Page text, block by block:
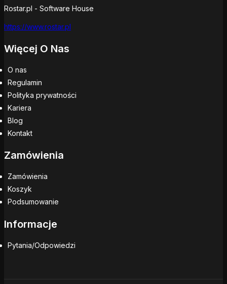
Rostar.pl - Software House
https://www.rostar.pl
Więcej O Nas
O nas
Regulamin
Polityka prywatności
Kariera
Blog
Kontakt
Zamówienia
Zamówienia
Koszyk
Podsumowanie
Informacje
Pytania/Odpowiedzi